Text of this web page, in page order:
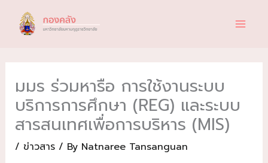
content
มมร ร่วมหารือ การใช้งานระบบ
บริการการศึกษา (REG) และระบบ
สารสนเทศเพื่อการบริหาร (MIS)
/ ข่าวสาร/ By Natnaree Tansanguan